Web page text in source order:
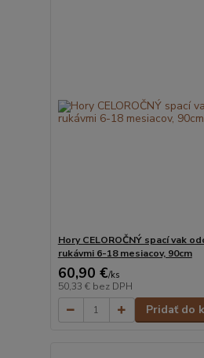
Hory CELOROČNÝ spací vak
rukávmi 6-18 mesiacov, 90cm
60,90 €/ks
50,33 € bez DPH
Pridať do